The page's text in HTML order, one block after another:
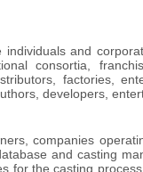
and
consortia,
factories,
developers,
companies
and casting
for the casting